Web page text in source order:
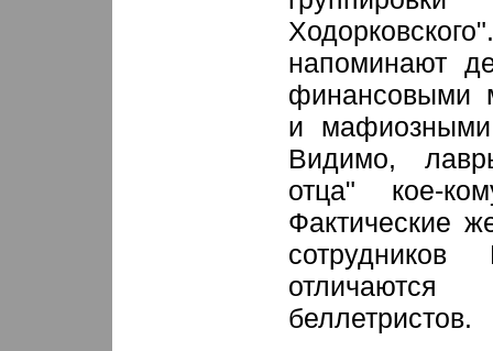
напоминают
финансовыми
и
Видимо,
отца" кое-
Фактические
беллетристов.